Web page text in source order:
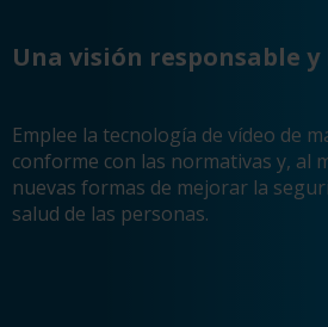
Una visión responsable
Emplee la tecnología de vídeo de
conforme con las normativas y, al
nuevas formas de mejorar la
salud de las personas.